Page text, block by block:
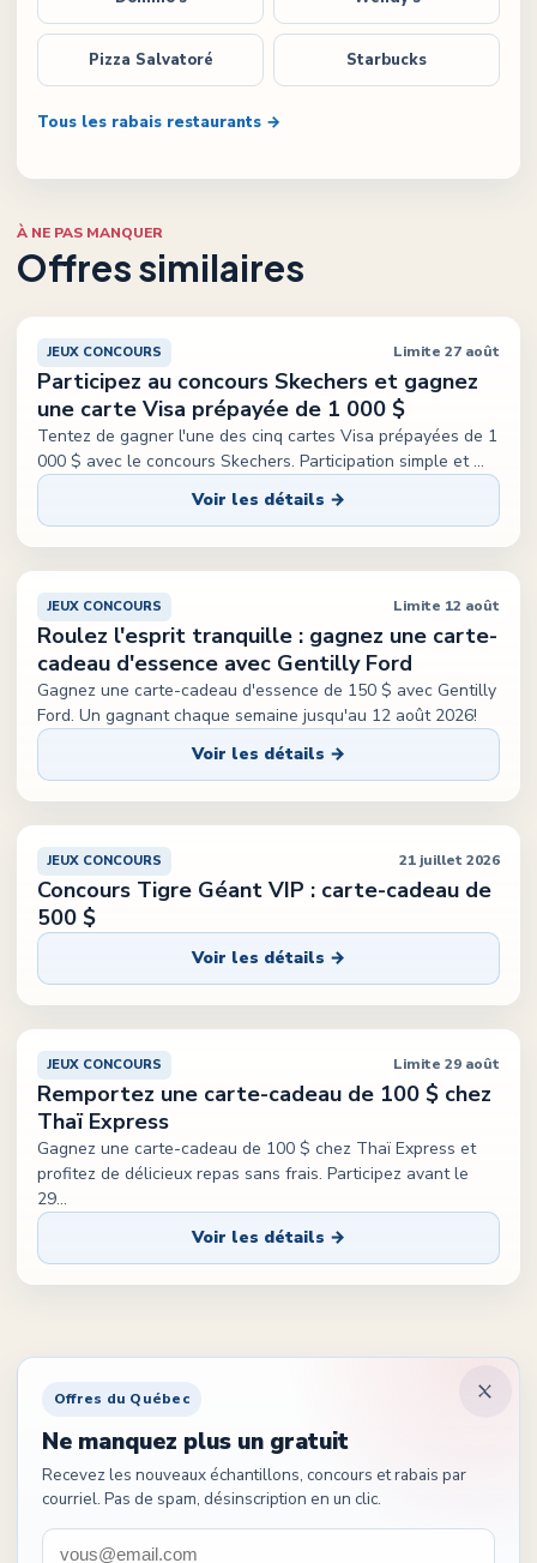
Pizza Salvatoré Starbucks
Tous les rabais restaurants →
À NE PAS MANQUER
Offres similaires
JEUX CONCOURS Limite 27 août
Participez au concours Skechers et gagnez
une carte Visa prépayée de 1 000 $
Tentez de gagner l'une des cinq cartes Visa prépayées de 1
000 $ avec le concours Skechers. Participation simple et...
Voir les détails →
JEUX CONCOURS Limite 12 août
Roulez l'esprit tranquille : gagnez une carte-
cadeau d'essence avec Gentilly Ford
Gagnez une carte-cadeau d'essence de 150 $ avec Gentilly
Ford. Un gagnant chaque semaine jusqu'au 12 août 2026!
Voir les détails →
JEUX CONCOURS 21 juillet 2026
Concours Tigre Géant VIP : carte-cadeau de
500 $
Voir les détails →
JEUX CONCOURS Limite 29 août
Remportez une carte-cadeau de 100 $ chez
Thaï Express
Gagnez une carte-cadeau de 100 $ chez Thaï Express et
profitez de délicieux repas sans frais. Participez avant le
29...
Voir les détails →
Offres du Québec
Ne manquez plus un gratuit
Recevez les nouveaux échantillons, concours et rabais par
courriel. Pas de spam, désinscription en un clic.